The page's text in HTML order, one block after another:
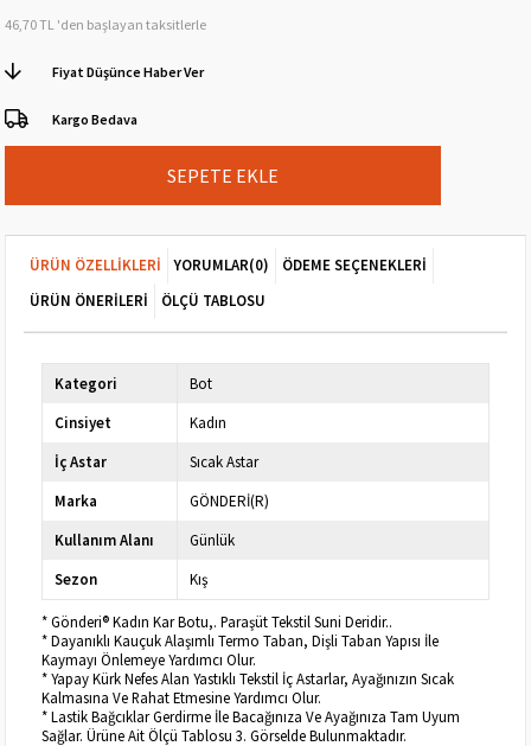
46,70 TL 'den başlayan taksitlerle
Fiyat Düşünce Haber Ver
Kargo Bedava
ÜRÜN ÖZELLIKLERI YORUMLAR(0)
ÖDEME SEÇENEKLERI
ÜRÜN ÖNERILERI
ÖLÇÜ TABLOSU
Kategori
Bot
Cinsiyet
Kadın
İç Astar
Sıcak Astar
Marka
GÖNDERİ(R)
Kullanım Alanı
Günlük
Sezon
Kış
* Gönderi® Kadın Kar Botu,. Paraşüt Tekstil Suni Deridir..
* Dayanıklı Kauçuk Alaşımlı Termo Taban, Dişli Taban Yapısı İle
Kaymayı Önlemeye Yardımcı Olur.
* Yapay Kürk Nefes Alan Yastıklı Tekstil İç Astarlar, Ayağınızın Sıcak
Kalmasına Ve Rahat Etmesine Yardımcı Olur.
* Lastik Bağcıklar Gerdirme İle Bacağınıza Ve Ayağınıza Tam Uyum
Sağlar. Ürüne Ait Ölçü Tablosu 3. Görselde Bulunmaktadır.